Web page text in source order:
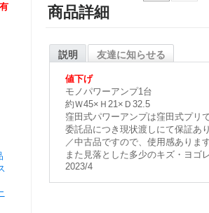
商品詳細
説明 友達に知らせる
値下げ
モノパワーアンプ1台
約Ｗ45×Ｈ21×Ｄ32.5
窪田式パワーアンプは窪田式プリ
委託品につき現状渡しにて保証あ
／中古品ですので、使用感ありま
また見落とした多少のキズ・ヨゴ
2023/4